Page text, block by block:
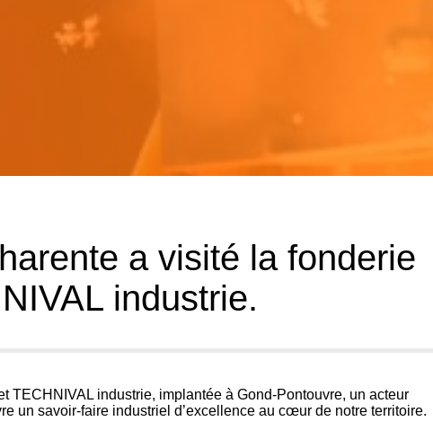
a visité la fonderie
industrie.
TECHNIVAL industrie, implantée à Gond-Pontouvre, un acteur
un savoir-faire industriel d’excellence au cœur de notre territoire.